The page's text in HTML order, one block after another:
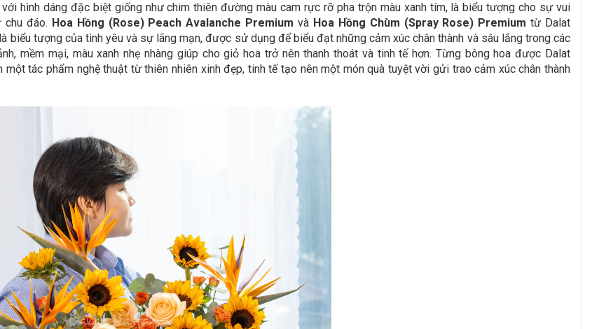
hình dáng đặc biệt giống như chim thiên đường màu cam rực rỡ pha trộn màu xanh tím, là biểu tượng cho sự vui
chu đáo. Hoa Hồng (Rose) Peach Avalanche Premiumvà Hoa Hồng Chùm (Spray Rose) Premium từ Dalat
biểu tượng của tình yêu và sự lãng mạn, được sử dụng để biểu đạt những cảm xúc chân thành và sâu lắng trong các
mềm mại, màu xanh nhẹ nhàng giúp cho giỏ hoa trở nên thanh thoát và tinh tế hơn. Từng bông hoa được Dalat
tác phẩm nghệ thuật từ thiên nhiên xinh đẹp, tinh tế tạo nên một món quà tuyệt vời gửi trao cảm xúc chân thành